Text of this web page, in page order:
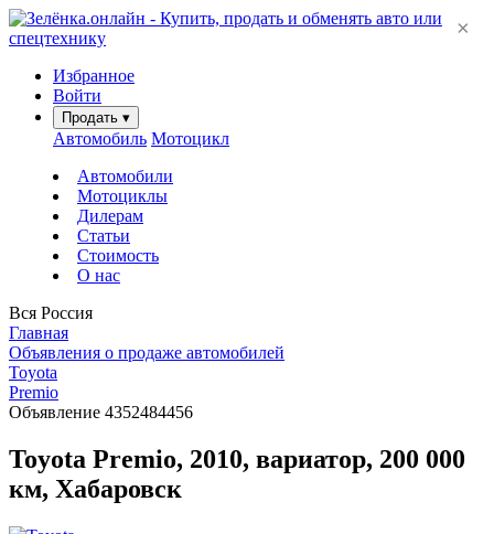
Избранное
Войти
Продать ▾
Автомобиль Мотоцикл
Автомобили
Мотоциклы
Дилерам
Статьи
Стоимость
О нас
Вся Россия
Главная
Объявления о продаже автомобилей
Toyota
Premio
Объявление 4352484456
Toyota Premio, 2010, вариатор, 200 000
км, Хабаровск
×